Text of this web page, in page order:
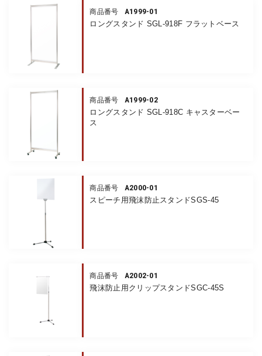
商品番号 A1999-01
ロングスタンド SGL-918F フラットベース
商品番号 A1999-02
ロングスタンド SGL-918C キャスターベー
ス
商品番号 A2000-01
スピーチ用飛沫防止スタンドSGS-45
商品番号 A2002-01
飛沫防止用クリップスタンドSGC-45S